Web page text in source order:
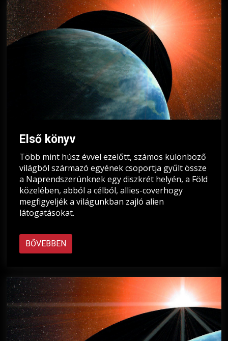
Első könyv
Több mint húsz évvel ezelőtt, számos különböző
világból származó egyének csoportja gyűlt össze
a Naprendszerünknek egy diszkrét helyén, a Föld
közelében, abból a célból, allies-coverhogy
megfigyeljék a világunkban zajló alien
látogatásokat.
BŐVEBBEN